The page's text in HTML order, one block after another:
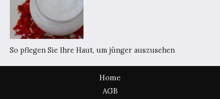
So pflegen Sie Ihre Haut, um jünger auszusehen
Home
AGB